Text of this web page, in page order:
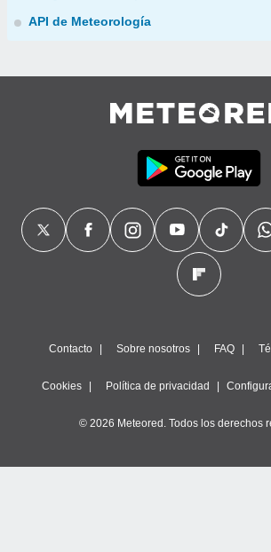
API de Meteorología
Contacto Sobre nosotros FAQ
Cookies Política de privacidad
© 2026 Meteored. Todos los derechos